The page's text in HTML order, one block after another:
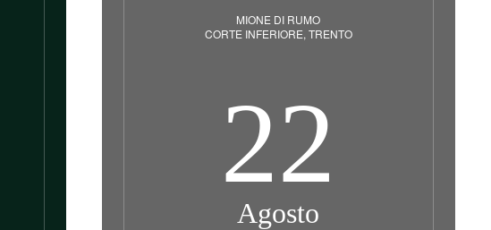
MIONE DI RUMO
CORTE INFERIORE, TRENTO
22
Agosto